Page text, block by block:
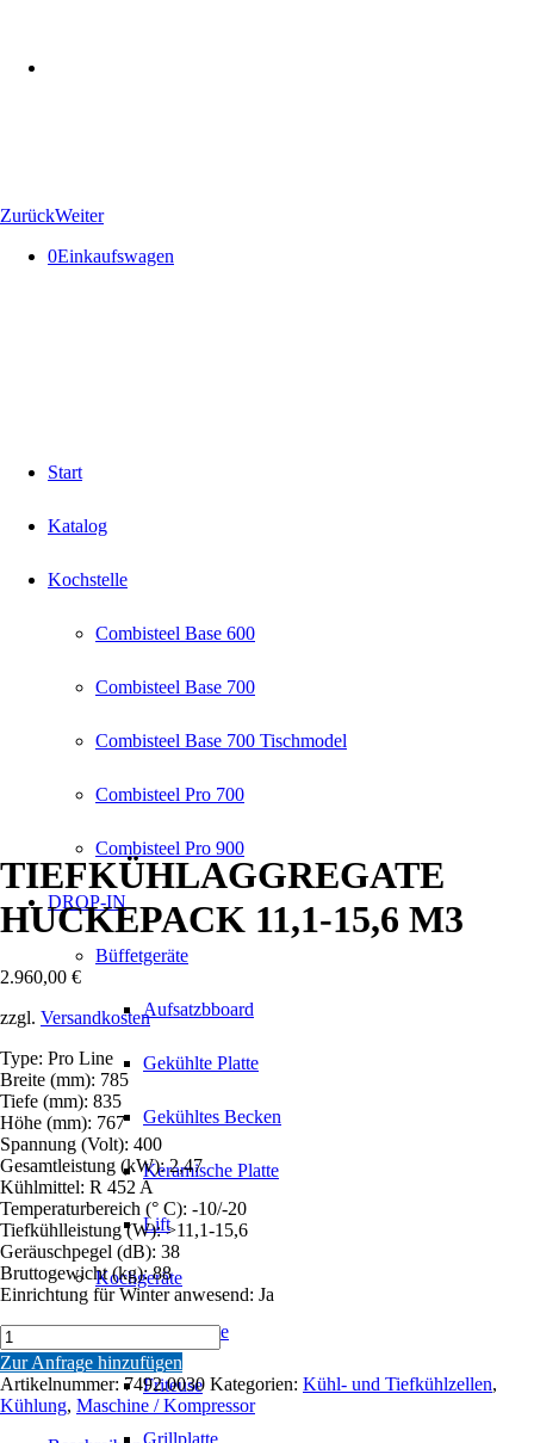
ZurückWeiter
0Einkaufswagen
Start
Katalog
Kochstelle
Combisteel Base 600
Combisteel Base 700
Combisteel Base 700 Tischmodel
Combisteel Pro 700
Combisteel Pro 900
DROP-IN
Büffetgeräte
Aufsatzbboard
Gekühlte Platte
Gekühltes Becken
Keramische Platte
Lift
Kochgeräte
Bain-Marie
Friteuse
TIEFKÜHLAGGREGATE
HUCKEPACK 11,1-15,6 M3
2.960,00 €
zzgl. Versandkosten
Type: Pro Line
Breite (mm): 785
Tiefe (mm): 835
Höhe (mm): 767
Spannung (Volt): 400
Gesamtleistung (kW): 2,47
Kühlmittel: R 452 A
Temperaturbereich (° C): -10/-20
Tiefkühlleistung (W): >11,1-15,6
Geräuschpegel (dB): 38
Bruttogewicht (kg): 88
Einrichtung für Winter anwesend: Ja
TIEFKÜHLAGGREGATE
HUCKEPACK
11,1-
15,6
M3
Zur Anfrage hinzufügen
Artikelnummer: 7492.0030 Kategorien: Kühl- und Tiefkühlzellen,
Kühlung, Maschine / Kompressor